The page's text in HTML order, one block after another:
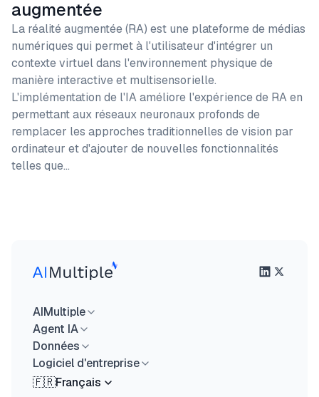
augmentée
La réalité augmentée (RA) est une plateforme de médias
numériques qui permet à l'utilisateur d'intégrer un
contexte virtuel dans l'environnement physique de
manière interactive et multisensorielle.
L'implémentation de l'IA améliore l'expérience de RA en
permettant aux réseaux neuronaux profonds de
remplacer les approches traditionnelles de vision par
ordinateur et d'ajouter de nouvelles fonctionnalités
telles que…
AIMultiple
Agent IA
Données
Logiciel d'entreprise
🇫🇷Français